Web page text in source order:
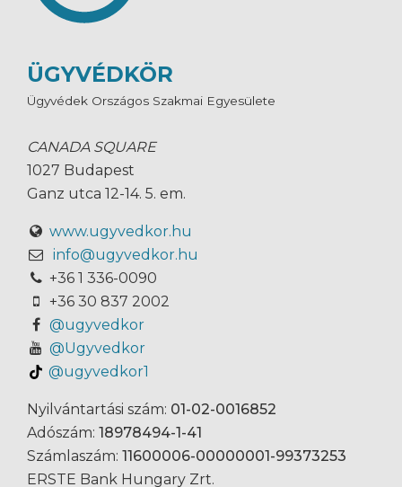
ÜGYVÉDKÖR
Ügyvédek Országos Szakmai Egyesülete
CANADA SQUARE
1027 Budapest
Ganz utca 12-14. 5. em.
www.ugyvedkor.hu
info@ugyvedkor.hu
+36 1 336-0090
+36 30 837 2002
@ugyvedkor
@Ugyvedkor
@ugyvedkor1
Nyilvántartási szám: 01-02-0016852
Adószám: 18978494-1-41
Számlaszám: 11600006-00000001-99373253
ERSTE Bank Hungary Zrt.